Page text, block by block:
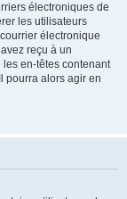
électroniques de
les utilisateurs
électronique
reçu à un
les en-têtes contenant
pourra alors agir en